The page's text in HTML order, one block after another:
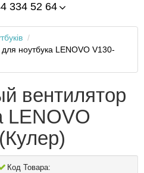
334 52 64
ноутбука LENOVO V130-
вентилятор
LENOVO
Код Товара: